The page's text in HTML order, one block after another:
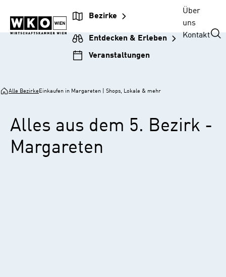
Unternehmensnavigation
springen
Inhalt
springen
Hauptnavigation
springen
Footer
springen
Bezirke
Entdecken & Erleben
Veranstaltungen
Über
uns
Kontakt
Alle BezirkeEinkaufen in Margareten | Shops, Lokale & mehr
Alles aus dem 5. Bezirk -
Margareten